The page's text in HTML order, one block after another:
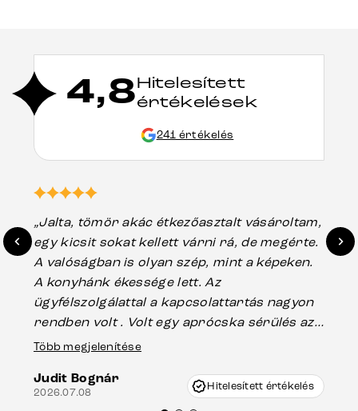
4,8Hitelesített
értékelések
241 értékelés
„Jalta, tömör akác étkezőasztalt vásároltam,
egy kicsit sokat kellett várni rá, de megérte.
A valóságban is olyan szép, mint a képeken.
A konyhánk ékessége lett. Az
ügyfélszolgálattal a kapcsolattartás nagyon
rendben volt . Volt egy aprócska sérülés az
asztal talpánál, ami szállításkor
nagyon korrekten jártak el az ügyemben.
Mindenkinek ajánlani tudom a Delife
Több megjelenítése
Judit Bognár
2026.07.08 Hitelesített értékelés